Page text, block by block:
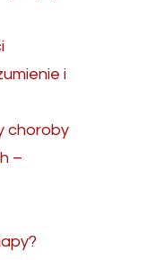
i
choroby
–